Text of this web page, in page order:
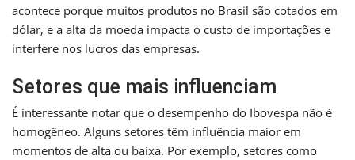
acontece porque muitos produtos no Brasil são cotados em
dólar, e a alta da moeda impacta o custo de importações e
interfere nos lucros das empresas.
Setores que mais influenciam
É interessante notar que o desempenho do Ibovespa não é
homogêneo. Alguns setores têm influência maior em
momentos de alta ou baixa. Por exemplo, setores como